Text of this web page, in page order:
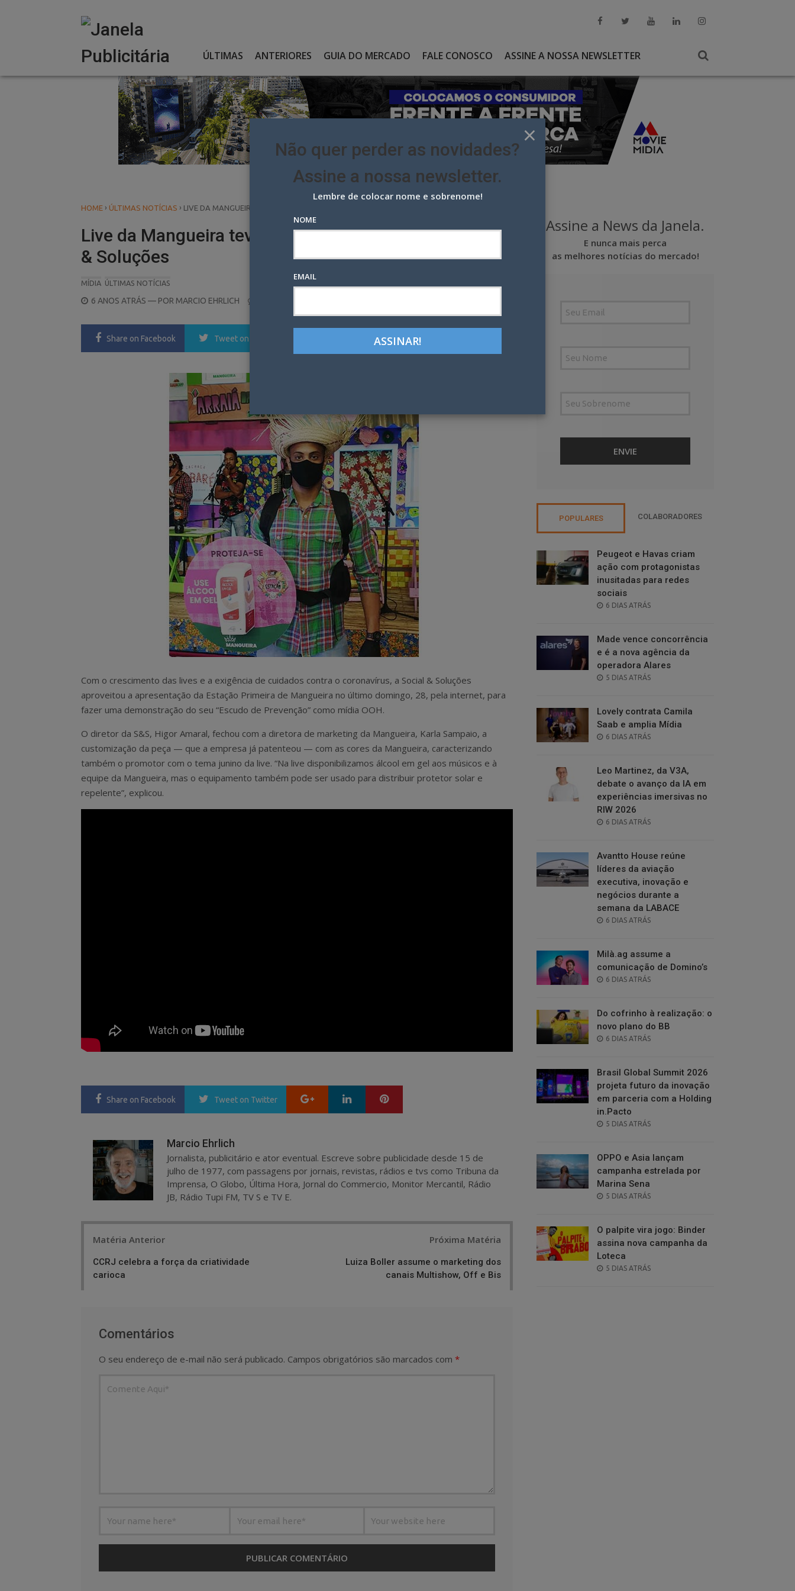
ÚLTIMAS ANTERIORES GUIA DO MERCADO FALE CONOSCO ASSINE A NOSSA NEWSLETTER
HOME › ÚLTIMAS NOTÍCIAS › LIVE DA MANGUEIRA TEVE “ESCUDO DE PROTEÇÃO” DA SOCIAL & SOLUÇÕES
Live da Mangueira teve “Escudo de Proteção” da Social
& Soluções
MÍDIA ÚLTIMAS NOTÍCIAS
POSTED
6 ANOS ATRÁS — POR MARCIO EHRLICH
Share on Facebook Tweet on Twitter LinkedIn Pinterest
Com o crescimento das lives e a exigência de cuidados contra o coronavírus, a Social & Soluções
aproveitou a apresentação da Estação Primeira de Mangueira no último domingo, 28, pela internet, para
fazer uma demonstração do seu “Escudo de Prevenção” como mídia OOH.
O diretor da S&S, Higor Amaral, fechou com a diretora de marketing da Mangueira, Karla Sampaio, a
customização da peça — que a empresa já patenteou — com as cores da Mangueira, caracterizando
também o promotor com o tema junino da live. “Na live disponibilizamos álcool em gel aos músicos e à
equipe da Mangueira, mas o equipamento também pode ser usado para distribuir protetor solar e
repelente”, explicou.
Share on Facebook Tweet on Twitter Google+ LinkedIn
Marcio Ehrlich
Jornalista, publicitário e ator eventual. Escreve sobre publicidade desde 15 de
julho de 1977, com passagens por jornais, revistas, rádios e tvs como Tribuna da
Imprensa, O Globo, Última Hora, Jornal do Commercio, Monitor Mercantil, Rádio
JB, Rádio Tupi FM, TV S e TV E.
Matéria Anterior
CCRJ celebra a força da criatividade
carioca
Próxima Matéria
Luiza Boller assume o marketing dos
canais Multishow, Off e Bis
Comentários
O seu endereço de e-mail não será publicado. Campos obrigatórios são marcados com *
Assine a News da Janela.
E nunca mais perca
as melhores notícias do mercado!
POPULARES COLABORADORES
Peugeot e Havas criam
ação com protagonistas
inusitadas para redes
sociais
POSTED
6 DIAS ATRÁS
Made vence concorrência
e é a nova agência da
operadora Alares
POSTED
5 DIAS ATRÁS
Lovely contrata Camila
Saab e amplia Mídia
POSTED
6 DIAS ATRÁS
Leo Martinez, da V3A,
debate o avanço da IA em
experiências imersivas no
RIW 2026
POSTED
6 DIAS ATRÁS
Avantto House reúne
líderes da aviação
executiva, inovação e
negócios durante a
semana da LABACE
POSTED
6 DIAS ATRÁS
Milà.ag assume a
comunicação de Domino’s
POSTED
6 DIAS ATRÁS
Do cofrinho à realização: o
novo plano do BB
POSTED
6 DIAS ATRÁS
Brasil Global Summit 2026
projeta futuro da inovação
em parceria com a Holding
in.Pacto
POSTED
5 DIAS ATRÁS
OPPO e Asia lançam
campanha estrelada por
Marina Sena
POSTED
5 DIAS ATRÁS
O palpite vira jogo: Binder
assina nova campanha da
Loteca
POSTED
5 DIAS ATRÁS
×
Não quer perder as novidades?
Assine a nossa newsletter.
Lembre de colocar nome e sobrenome!
NOME
EMAIL